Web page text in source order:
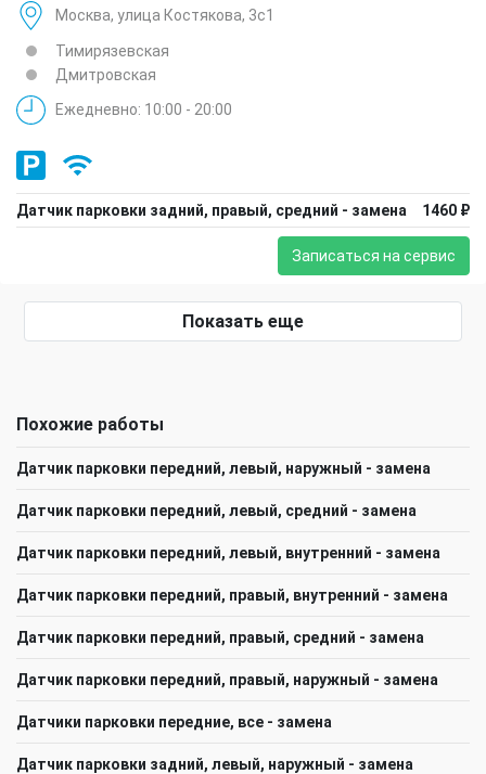
Москва, улица Костякова, 3с1
Тимирязевская
Дмитровская
Ежедневно: 10:00 - 20:00
Датчик парковки задний, правый, средний - замена 1460 ₽
Записаться на сервис
Показать еще
Похожие работы
Датчик парковки передний, левый, наружный - замена
Датчик парковки передний, левый, средний - замена
Датчик парковки передний, левый, внутренний - замена
Датчик парковки передний, правый, внутренний - замена
Датчик парковки передний, правый, средний - замена
Датчик парковки передний, правый, наружный - замена
Датчики парковки передние, все - замена
Датчик парковки задний, левый, наружный - замена